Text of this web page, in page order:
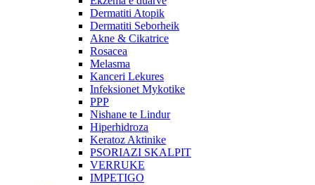
Dermatiti Atopik
Dermatiti Seborheik
Akne & Cikatrice
Rosacea
Melasma
Kanceri Lekures
Infeksionet Mykotike
PPP
Nishane te Lindur
Hiperhidroza
Keratoz Aktinike
PSORIAZI SKALPIT
VERRUKE
IMPETIGO